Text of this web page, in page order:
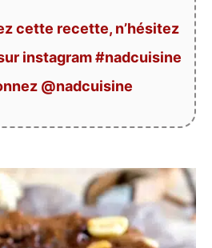
cette recette, n’hésitez
instagram #nadcuisine
@nadcuisine